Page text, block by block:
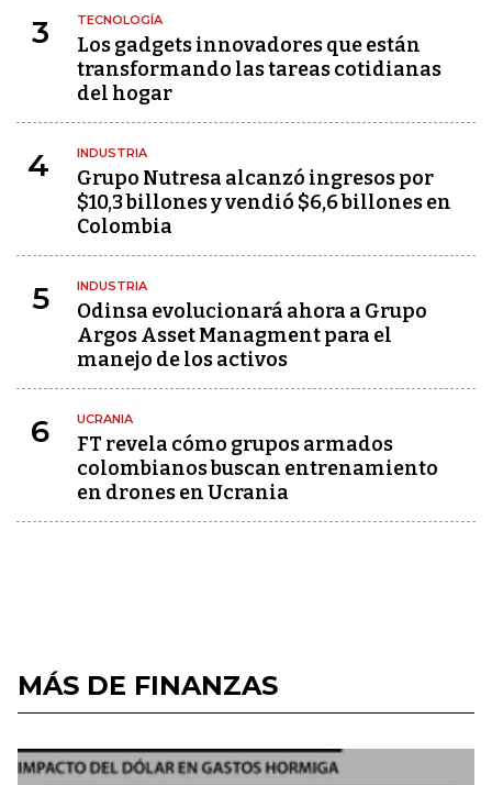
3 TECNOLOGÍA
Los gadgets innovadores que están
transformando las tareas cotidianas
del hogar
4 INDUSTRIA
Grupo Nutresa alcanzó ingresos por
$10,3 billones y vendió $6,6 billones en
Colombia
5 INDUSTRIA
Odinsa evolucionará ahora a Grupo
Argos Asset Managment para el
manejo de los activos
6 UCRANIA
FT revela cómo grupos armados
colombianos buscan entrenamiento
en drones en Ucrania
MÁS DE FINANZAS